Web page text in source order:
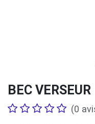
BEC VERSEUR
(0